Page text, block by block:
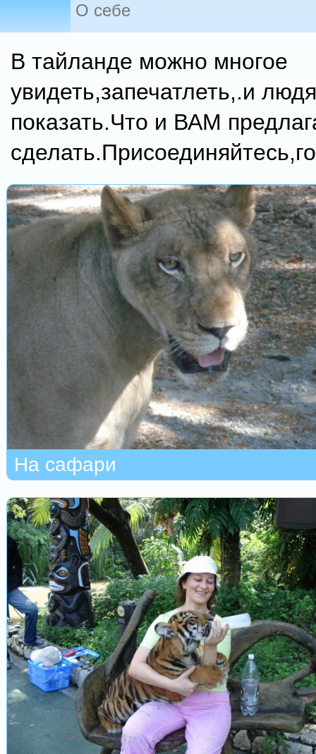
О себе
В тайланде можно многое
увидеть,запечатлеть,.и
показать.Что и ВАМ
На сафари